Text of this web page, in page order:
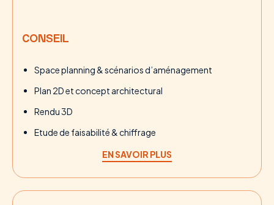
CONSEIL
Space planning & scénarios d’aménagement
Plan 2D et concept architectural
Rendu 3D
Etude de faisabilité & chiffrage
EN SAVOIR PLUS